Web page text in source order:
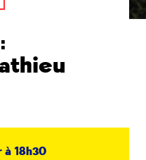
18h30